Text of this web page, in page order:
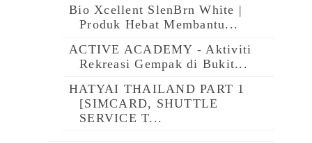
Bio Xcellent SlenBrn White |
Produk Hebat Membantu...
ACTIVE ACADEMY - Aktiviti
Rekreasi Gempak di Bukit...
HATYAI THAILAND PART 1
[SIMCARD, SHUTTLE
SERVICE T...